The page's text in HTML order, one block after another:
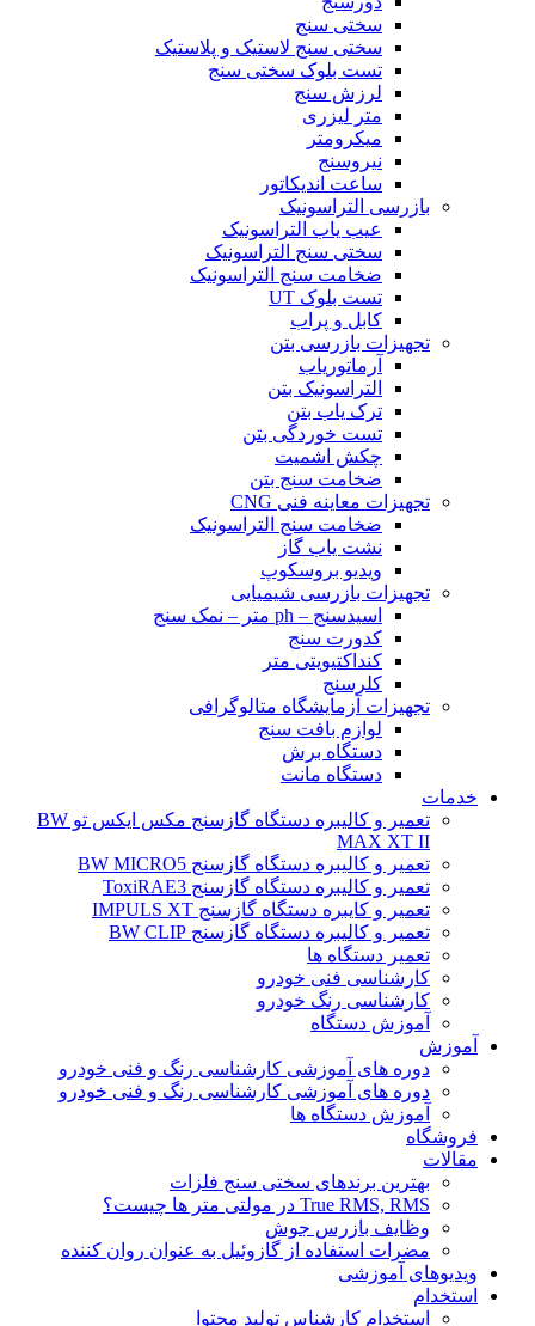
سختی سنج
سختی سنج لاستیک و پلاستیک
تست بلوک سختی سنج
لرزش سنج
متر لیزری
میکرومتر
نیروسنج
ساعت اندیکاتور
بازرسی التراسونیک
عیب یاب التراسونیک
سختی سنج التراسونیک
ضخامت سنج التراسونیک
تست بلوک UT
کابل و پراب
تجهیزات بازرسی بتن
آرماتوریاب
التراسونیک بتن
ترک یاب بتن
تست خوردگی بتن
چکش اشمیت
ضخامت سنج بتن
تجهیزات معاینه فنی CNG
ضخامت سنج التراسونیک
نشت یاب گاز
ویدیو بروسکوپ
تجهیزات بازرسی شیمیایی
اسیدسنج – ph متر – نمک سنج
کدورت سنج
کنداکتیویتی متر
کلرسنج
تجهیزات آزمایشگاه متالوگرافی
لوازم بافت سنج
دستگاه برش
دستگاه مانت
خدمات
تعمیر و کالیبره دستگاه گازسنج مکس ایکس تو BW
MAX XT II
تعمیر و کالیبره دستگاه گازسنج BW MICRO5
تعمیر و کالیبره دستگاه گازسنج ToxiRAE3
تعمیر و کایبره دستگاه گازسنج IMPULS XT
تعمیر و کالیبره دستگاه گازسنج BW CLIP
تعمیر دستگاه ها
کارشناسی فنی خودرو
کارشناسی رنگ خودرو
آموزش دستگاه
آموزش
دوره های آموزشی کارشناسی رنگ و فنی خودرو
دوره های آموزشی کارشناسی رنگ و فنی خودرو
آموزش دستگاه ها
فروشگاه
مقالات
بهترین برندهای سختی سنج فلزات
True RMS, RMS در مولتی متر ها چیست؟
وظایف بازرس جوش
مضرات استفاده از گازوئیل به عنوان روان کننده
ویدیوهای آموزشی
استخدام
استخدام کارشناس تولید محتوا